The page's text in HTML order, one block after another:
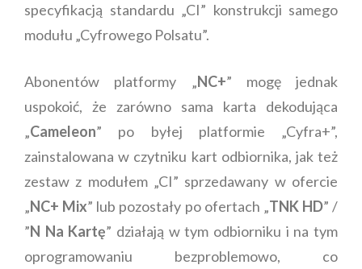
specyfikacją standardu „CI” konstrukcji samego
modułu „Cyfrowego Polsatu”.
Abonentów platformy „NC+” mogę jednak
uspokoić, że zarówno sama karta dekodująca
„Cameleon” po byłej platformie „Cyfra+”,
zainstalowana w czytniku kart odbiornika, jak też
zestaw z modułem „CI” sprzedawany w ofercie
„NC+ Mix” lub pozostały po ofertach „TNK HD” /
”N Na Kartę” działają w tym odbiorniku i na tym
oprogramowaniu bezproblemowo, co